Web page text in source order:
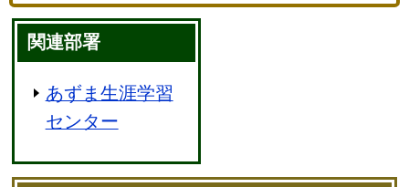
関連部署
あずま生涯学習
センター